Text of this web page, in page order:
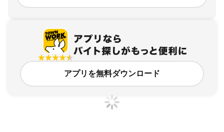
アプリを無料ダウンロード